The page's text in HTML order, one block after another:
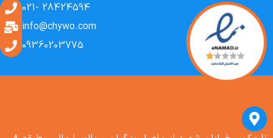
28424594 -021
info@chywo.com
09360203775